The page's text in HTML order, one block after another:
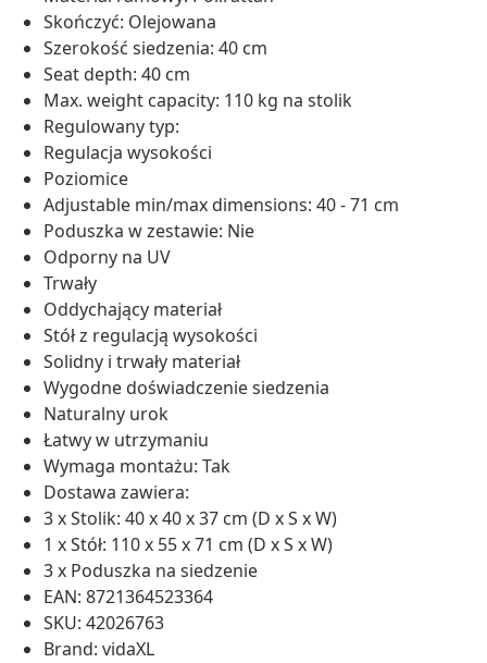
Skończyć: Olejowana
Szerokość siedzenia: 40 cm
Seat depth: 40 cm
Max. weight capacity: 110 kg na stolik
Regulowany typ:
Regulacja wysokości
Poziomice
Adjustable min/max dimensions: 40 - 71 cm
Poduszka w zestawie: Nie
Odporny na UV
Trwały
Oddychający materiał
Stół z regulacją wysokości
Solidny i trwały materiał
Wygodne doświadczenie siedzenia
Naturalny urok
Łatwy w utrzymaniu
Wymaga montażu: Tak
Dostawa zawiera:
3 x Stolik: 40 x 40 x 37 cm (D x S x W)
1 x Stół: 110 x 55 x 71 cm (D x S x W)
3 x Poduszka na siedzenie
EAN: 8721364523364
SKU: 42026763
Brand: vidaXL